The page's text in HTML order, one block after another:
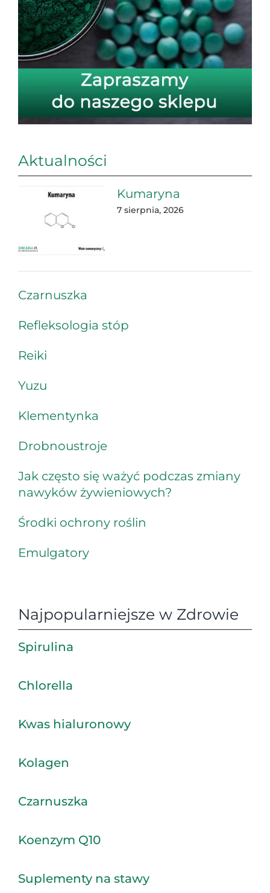
Aktualności
Kumaryna
7 sierpnia, 2026
Czarnuszka
Refleksologia stóp
Reiki
Yuzu
Klementynka
Drobnoustroje
Jak często się ważyć podczas zmiany
nawyków żywieniowych?
Środki ochrony roślin
Emulgatory
Najpopularniejsze w Zdrowie
Spirulina
Chlorella
Kwas hialuronowy
Kolagen
Czarnuszka
Koenzym Q10
Suplementy na stawy